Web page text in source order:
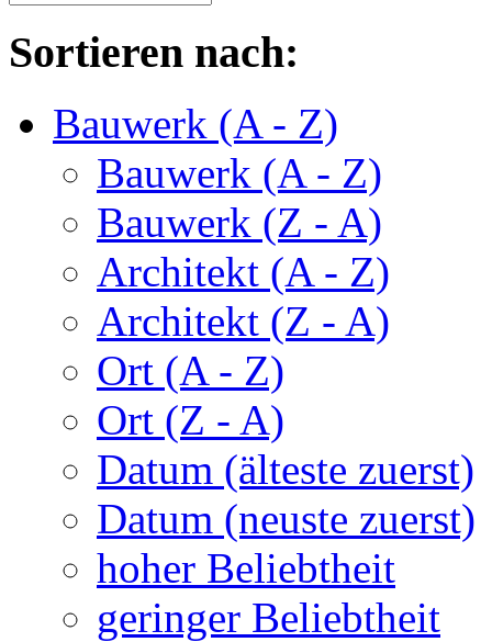
Sortieren nach:
Bauwerk (A - Z)
Bauwerk (A - Z)
Bauwerk (Z - A)
Architekt (A - Z)
Architekt (Z - A)
Ort (A - Z)
Ort (Z - A)
Datum (älteste zuerst)
Datum (neuste zuerst)
hoher Beliebtheit
geringer Beliebtheit